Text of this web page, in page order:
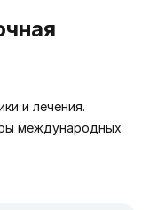
и лечения.
международных